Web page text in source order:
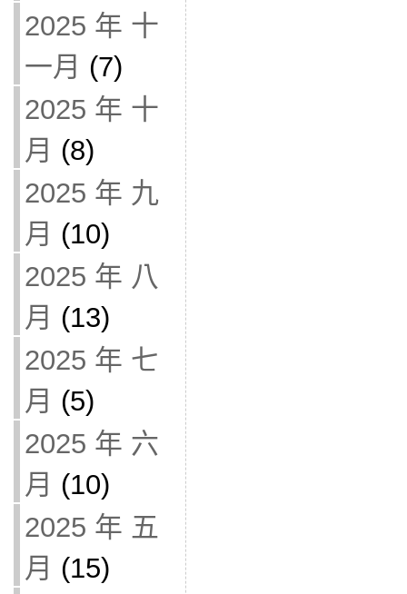
2025 年 十
一月 (7)
2025 年 十
月 (8)
2025 年 九
月 (10)
2025 年 八
月 (13)
2025 年 七
月 (5)
2025 年 六
月 (10)
2025 年 五
月 (15)